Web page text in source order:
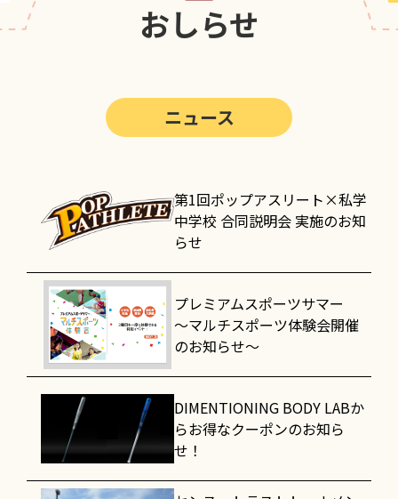
おしらせ
ニュース
第1回ポップアスリート×私学
中学校 合同説明会 実施のお知
らせ
プレミアムスポーツサマー
～マルチスポーツ体験会開催
のお知らせ～
DIMENTIONING BODY LABか
らお得なクーポンのお知ら
せ！